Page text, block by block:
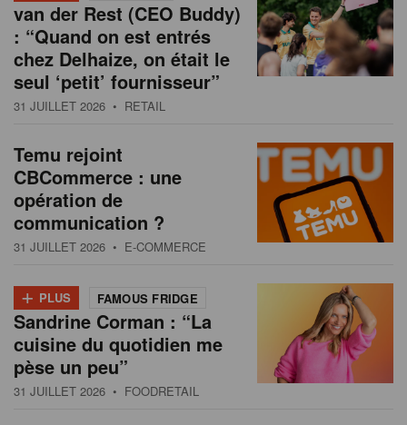
van der Rest (CEO Buddy)
: “Quand on est entrés
chez Delhaize, on était le
seul ‘petit’ fournisseur”
31 JUILLET 2026 • RETAIL
Temu rejoint
CBCommerce : une
opération de
communication ?
31 JUILLET 2026 • E-COMMERCE
+ PLUS FAMOUS FRIDGE
Sandrine Corman : “La
cuisine du quotidien me
pèse un peu”
31 JUILLET 2026 • FOODRETAIL